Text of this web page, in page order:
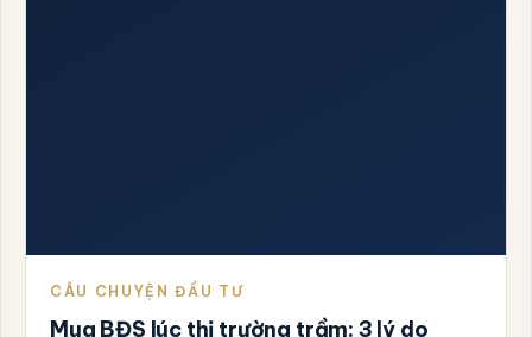
CÂU CHUYỆN ĐẦU TƯ
Mua BĐS lúc thị trường trầm: 3 lý do